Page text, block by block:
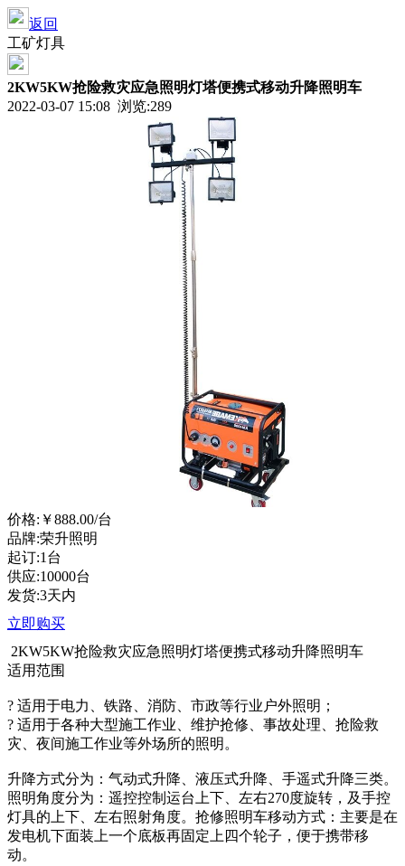
返回
工矿灯具
2KW5KW抢险救灾应急照明灯塔便携式移动升降照明车
2022-03-07 15:08 浏览:289
价格: ￥888.00/台
品牌:荣升照明
起订:1台
供应:10000台
发货:3天内
立即购买
2KW5KW抢险救灾应急照明灯塔便携式移动升降照明车
适用范围
? 适用于电力、铁路、消防、市政等行业户外照明；
? 适用于各种大型施工作业、维护抢修、事故处理、抢险救
灾、夜间施工作业等外场所的照明。
升降方式分为：气动式升降、液压式升降、手遥式升降三类。
照明角度分为：遥控控制运台上下、左右270度旋转，及手控
灯具的上下、左右照射角度。抢修照明车移动方式：主要是在
发电机下面装上一个底板再固定上四个轮子，便于携带移
动。